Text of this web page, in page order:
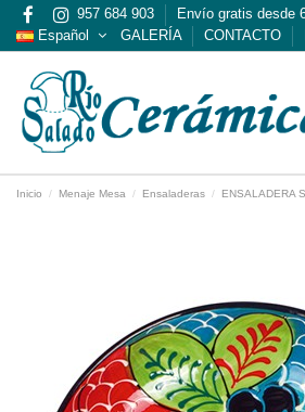
957 684 903
Envío gratis desde
Español
GALERÍA CONTACTO
Inicio Menaje Mesa Ensaladeras ENSALADERA